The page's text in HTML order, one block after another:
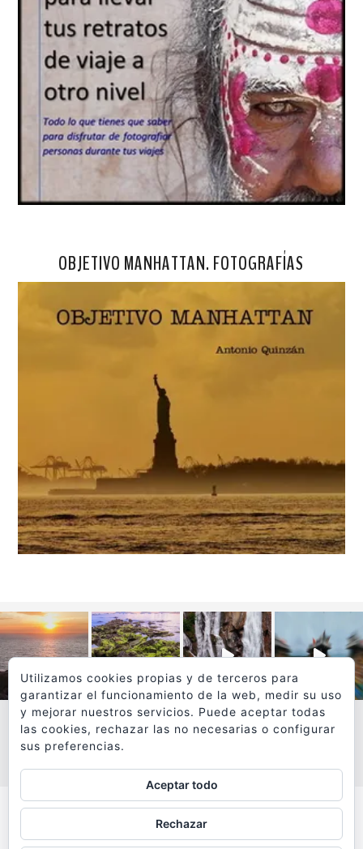
OBJETIVO MANHATTAN. FOTOGRAFÍAS
VER MÁS
Todos los textos y fotografías de
www.viajesyfotografia.comson propiedad de su autor
Utilizamos cookies propias y de terceros para
garantizar el funcionamiento de la web, medir su uso
y mejorar nuestros servicios. Puede aceptar todas
las cookies, rechazar las no necesarias o configurar
sus preferencias.
Aceptar todo
Rechazar